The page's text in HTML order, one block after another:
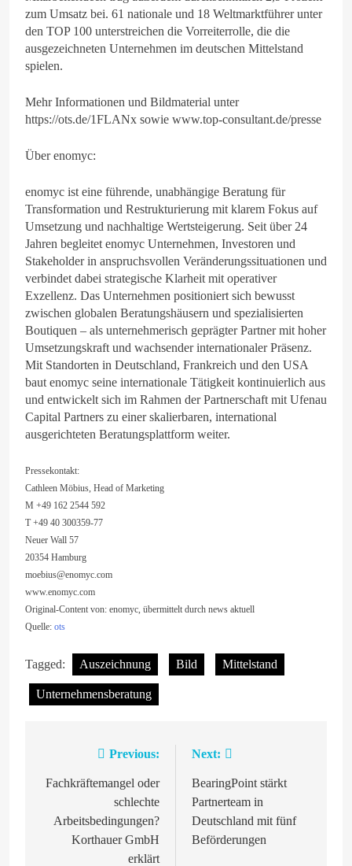
zum Umsatz bei. 61 nationale und 18 Weltmarktführer unter
den TOP 100 unterstreichen die Vorreiterrolle, die die
ausgezeichneten Unternehmen im deutschen Mittelstand
spielen.
Mehr Informationen und Bildmaterial unter
https://ots.de/1FLANx sowie www.top-consultant.de/presse
Über enomyc:
enomyc ist eine führende, unabhängige Beratung für
Transformation und Restrukturierung mit klarem Fokus auf
Umsetzung und nachhaltige Wertsteigerung. Seit über 24
Jahren begleitet enomyc Unternehmen, Investoren und
Stakeholder in anspruchsvollen Veränderungssituationen und
verbindet dabei strategische Klarheit mit operativer
Exzellenz. Das Unternehmen positioniert sich bewusst
zwischen globalen Beratungshäusern und spezialisierten
Boutiquen – als unternehmerisch geprägter Partner mit hoher
Umsetzungskraft und wachsender internationaler Präsenz.
Mit Standorten in Deutschland, Frankreich und den USA
baut enomyc seine internationale Tätigkeit kontinuierlich aus
und entwickelt sich im Rahmen der Partnerschaft mit Ufenau
Capital Partners zu einer skalierbaren, international
ausgerichteten Beratungsplattform weiter.
Pressekontakt:
Cathleen Möbius, Head of Marketing
M +49 162 2544 592
T +49 40 300359-77
Neuer Wall 57
20354 Hamburg
moebius@enomyc.com
www.enomyc.com
Original-Content von: enomyc, übermittelt durch news aktuell
Quelle: ots
Tagged: Auszeichnung Bild Mittelstand
Unternehmensberatung
Beitragsnavigation
Previous:
Fachkräftemangel oder
schlechte
Arbeitsbedingungen?
Korthauer GmbH
erklärt
Next:
BearingPoint stärkt
Partnerteam in
Deutschland mit fünf
Beförderungen